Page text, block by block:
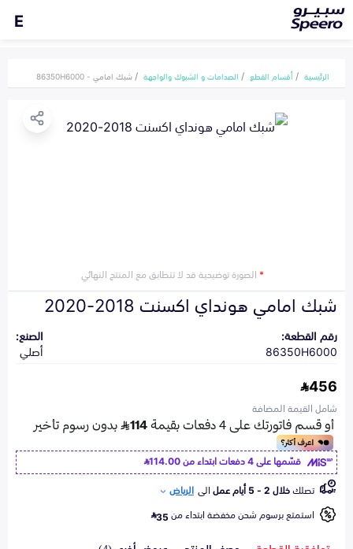
E
الرئيسية أقسام القطع الصدامات و الشبوك والواجهة شبك امامي - 86350H6000
*الصورة توضيحية قد لا تتطابق مع المنتج النهائي
شبك امامي هونداي اكسنت 2018-2020
رقم القطعة:
86350H6000
الصنع:
أصلي
456
شامل القيمة المضافة
قسّمها على 4 دفعات ابتداء من
114.00
تصلكخلال 2 - 5 أيام عمل الى الرياض
استمتع برسوم شحن مخفضة ابتداء من35